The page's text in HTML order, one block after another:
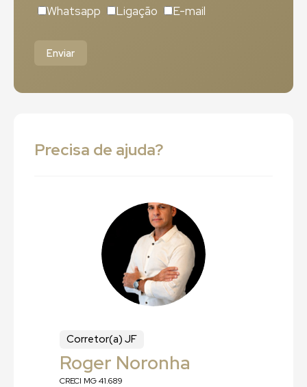
Whatsapp
Ligação E-mail
Enviar
Precisa de ajuda?
Corretor(a) JF
Roger Noronha
CRECI MG 41.689